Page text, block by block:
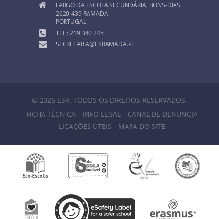
LARGO DA ESCOLA SECUNDÁRIA, BONS-DIAS
2620-439 RAMADA
PORTUGAL
TEL.: 219 340 245
SECRETARIA@ESRAMADA.PT
© 2026 ESR. TODOS OS DIREITOS RESERVADOS.
FICHA TÉCNICA
INFO LEGAL
CANAL DE DENÚNCIA
LIGAÇÕES ÚTEIS
MAPA DO SITE